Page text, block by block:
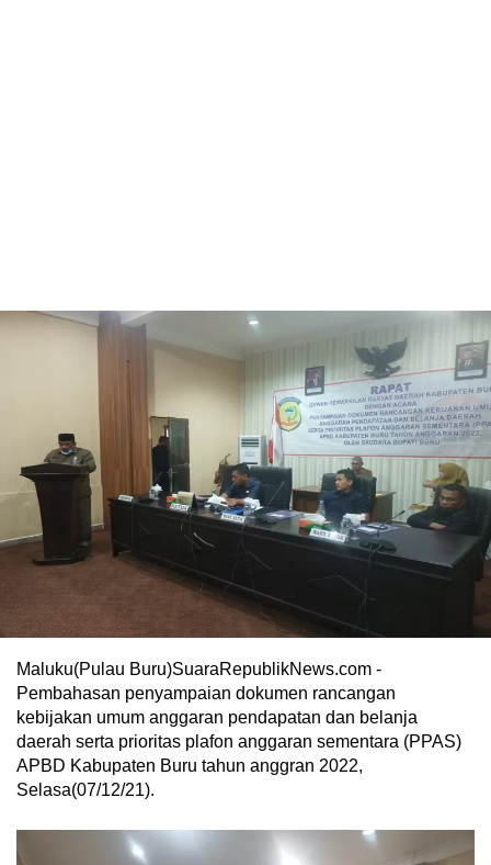
Maluku(Pulau Buru)SuaraRepublikNews.com -
Pembahasan penyampaian dokumen rancangan
kebijakan umum anggaran pendapatan dan belanja
daerah serta prioritas plafon anggaran sementara (PPAS)
APBD Kabupaten Buru tahun anggran 2022,
Selasa(07/12/21).